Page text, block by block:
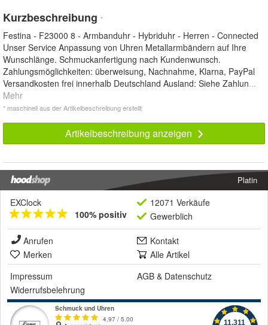
Kurzbeschreibung *
Festina - F23000 8 - Armbanduhr - Hybriduhr - Herren - Connected
Unser Service Anpassung von Uhren Metallarmbändern auf Ihre
Wunschlänge. Schmuckanfertigung nach Kundenwunsch.
Zahlungsmöglichkeiten: überweisung, Nachnahme, Klarna, PayPal
Versandkosten frei innerhalb Deutschland Ausland: Siehe Zahlun...
Mehr
* maschinell aus der Artikelbeschreibung erstellt
Artikelbeschreibung anzeigen
Platin
EXClock
100% positiv
12071 Verkäufe
Gewerblich
Anrufen
Kontakt
Merken
Alle Artikel
Impressum
AGB & Datenschutz
Widerrufsbelehrung